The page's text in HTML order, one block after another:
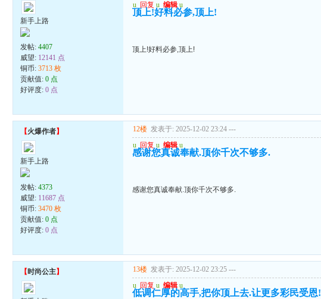
新手上路
发帖:4407
威望: 12141 点
铜币:3713 枚
贡献值:0 点
好评度:0 点
u 回复 u 编辑 u
顶上!好料必参,顶上!
顶上!好料必参,顶上!
【火爆作者】
新手上路
发帖:4373
威望: 11687 点
铜币:3470 枚
贡献值:0 点
好评度:0 点
12楼 发表于: 2025-12-02 23:24 ---
u 回复 u 编辑 u
感谢您真诚奉献.顶你千次不够多.
感谢您真诚奉献.顶你千次不够多.
【时尚公主】 13楼 发表于: 2025-12-02 23:25 ---
u 回复 u 编辑 u
低调仁厚的高手,把你顶上去.让更多彩民受恩!